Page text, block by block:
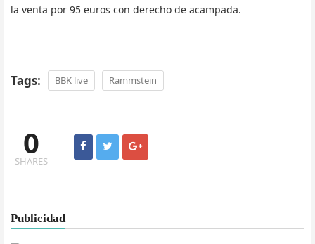
la venta por 95 euros con derecho de acampada.
Tags: BBK live Rammstein
0
SHARES
Publicidad